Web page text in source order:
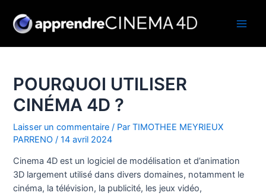
contenu
POURQUOI UTILISER
CINÉMA 4D ?
Laisser un commentaire / ParTIMOTHEE MEYRIEUX
PARRENO /14 avril 2024
Cinema 4D est un logiciel de modélisation et d’animation
3D largement utilisé dans divers domaines, notamment le
cinéma, la télévision, la publicité, les jeux vidéo,